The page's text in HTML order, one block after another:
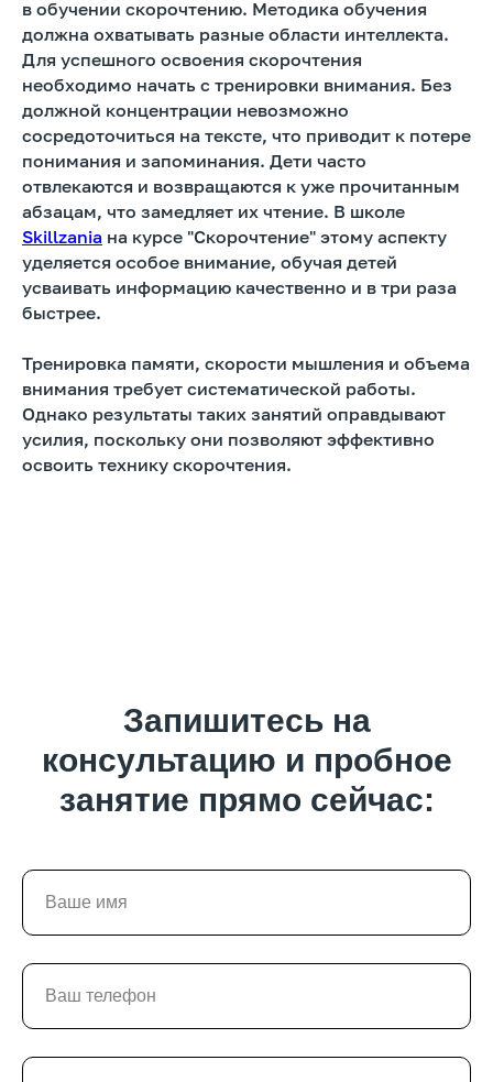
в обучении скорочтению. Методика обучения
должна охватывать разные области интеллекта.
Для успешного освоения скорочтения
необходимо начать с тренировки внимания. Без
должной концентрации невозможно
сосредоточиться на тексте, что приводит к потере
понимания и запоминания. Дети часто
отвлекаются и возвращаются к уже прочитанным
абзацам, что замедляет их чтение. В школе
Skillzania на курсе "Скорочтение" этому аспекту
уделяется особое внимание, обучая детей
усваивать информацию качественно и в три раза
быстрее.
Тренировка памяти, скорости мышления и объема
внимания требует систематической работы.
Однако результаты таких занятий оправдывают
усилия, поскольку они позволяют эффективно
освоить технику скорочтения.
Запишитесь на
консультацию и пробное
занятие прямо сейчас: